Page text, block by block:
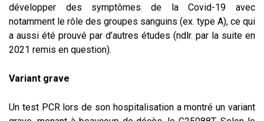
développer des symptômes de la Covid-19 avec
notamment le rôle des groupes sanguins (ex. type A), ce qui
a aussi été prouvé par d’autres études (ndlr. par la suite en
2021 remis en question).
Variant grave
Un test PCR lors de son hospitalisation a montré un variant